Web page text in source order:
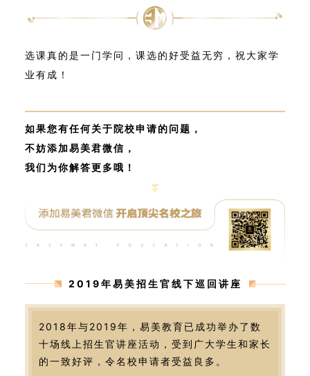
选课真的是一门学问，课选的好受益无穷，祝大家学
业有成！
如果您有任何关于院校申请的问题，
不妨添加易美君微信，
我们为你解答更多哦！
2019年易美招生官线下巡回讲座
2018年与2019年，易美教育已成功举办了数
十场线上招生官讲座活动，受到广大学生和家长
的一致好评，令名校申请者受益良多。